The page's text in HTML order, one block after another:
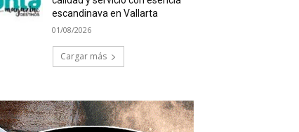
escandinava en Vallarta
01/08/2026
Cargar más